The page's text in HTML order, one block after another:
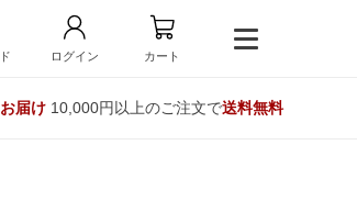
ログイン カート
届け10,000円以上のご注文で送料無料